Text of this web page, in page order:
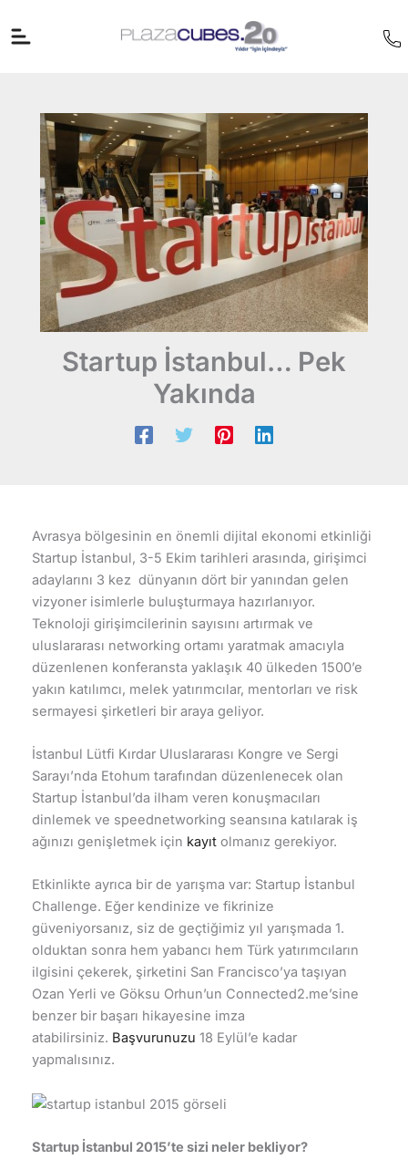
atla
Startup İstanbul… Pek
Yakında
Avrasya bölgesinin en önemli dijital ekonomi etkinliği
Startup İstanbul, 3-5 Ekim tarihleri arasında, girişimci
adaylarını 3 kez dünyanın dört bir yanından gelen
vizyoner isimlerle buluşturmaya hazırlanıyor.
Teknoloji girişimcilerinin sayısını artırmak ve
uluslararası networking ortamı yaratmak amacıyla
düzenlenen konferansta yaklaşık 40 ülkeden 1500’e
yakın katılımcı, melek yatırımcılar, mentorları ve risk
sermayesi şirketleri bir araya geliyor.
İstanbul Lütfi Kırdar Uluslararası Kongre ve Sergi
Sarayı’nda Etohum tarafından düzenlenecek olan
Startup İstanbul’da ilham veren konuşmacıları
dinlemek ve speednetworking seansına katılarak iş
ağınızı genişletmek için kayıtolmanız gerekiyor.
Etkinlikte ayrıca bir de yarışma var: Startup İstanbul
Challenge. Eğer kendinize ve fikrinize
güveniyorsanız, siz de geçtiğimiz yıl yarışmada 1.
olduktan sonra hem yabancı hem Türk yatırımcıların
ilgisini çekerek, şirketini San Francisco’ya taşıyan
Ozan Yerli ve Göksu Orhun’un Connected2.me’sine
benzer bir başarı hikayesine imza
atabilirsiniz. Başvurunuzu 18 Eylül’e kadar
yapmalısınız.
Startup İstanbul 2015’te sizi neler bekliyor?